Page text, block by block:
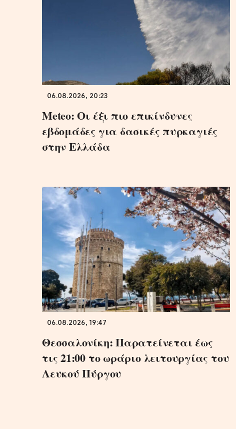
06.08.2026, 20:23
Meteo: Οι έξι πιο επικίνδυνες
εβδομάδες για δασικές πυρκαγιές
στην Ελλάδα
06.08.2026, 19:47
Θεσσαλονίκη: Παρατείνεται έως
τις 21:00 το ωράριο λειτουργίας του
Λευκού Πύργου